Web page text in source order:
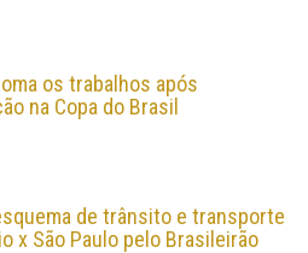
os trabalhos após
na Copa do Brasil
de trânsito e transporte
x São Paulo pelo Brasileirão